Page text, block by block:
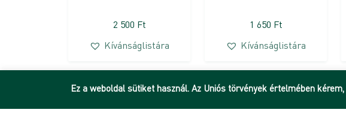
2 500 Ft
Kívánságlistára
1 650 Ft
Kívánságlistára
Ez a weboldal sütiket használ. Az Uniós törvények értelmében